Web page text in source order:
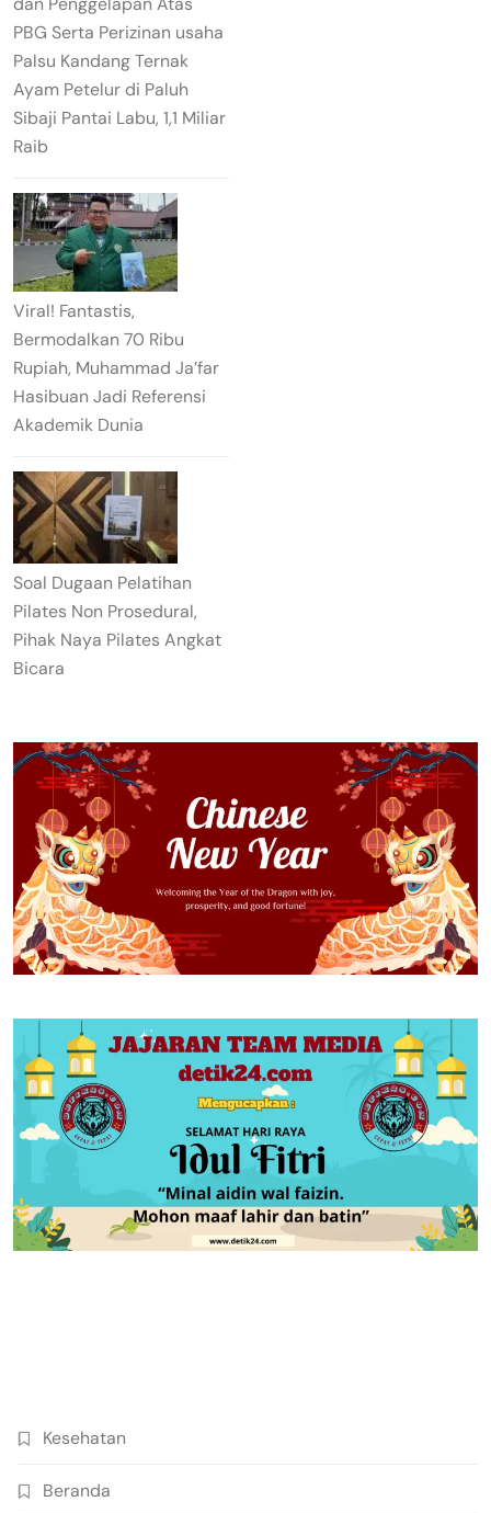
PBG Serta Perizinan usaha
Palsu Kandang Ternak
Ayam Petelur di Paluh
Sibaji Pantai Labu, 1,1 Miliar
Raib
Viral! Fantastis,
Bermodalkan 70 Ribu
Rupiah, Muhammad Ja’far
Hasibuan Jadi Referensi
Akademik Dunia
Soal Dugaan Pelatihan
Pilates Non Prosedural,
Pihak Naya Pilates Angkat
Bicara
Kesehatan
Beranda